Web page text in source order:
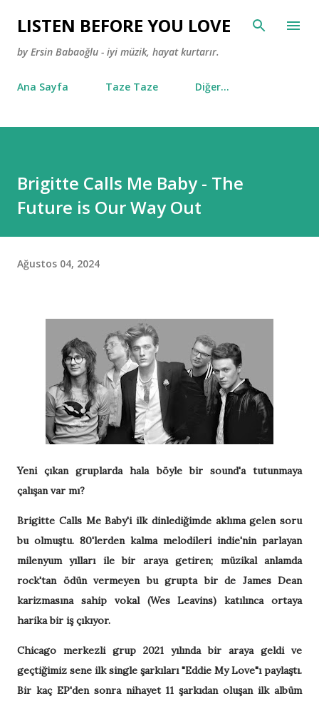
Ana içeriğe atla
LISTEN BEFORE YOU LOVE
by Ersin Babaoğlu - iyi müzik, hayat kurtarır.
Ana Sayfa Taze Taze Diğer…
Brigitte Calls Me Baby - The
Future is Our Way Out
Ağustos 04, 2024
Yeni çıkan gruplarda hala böyle bir sound'a tutunmaya
çalışan var mı?
Brigitte Calls Me Baby'i ilk dinlediğimde aklıma gelen soru
bu olmuştu. 80'lerden kalma melodileri indie'nin parlayan
milenyum yılları ile bir araya getiren; müzikal anlamda
rock'tan ödün vermeyen bu grupta bir de James Dean
karizmasına sahip vokal (Wes Leavins) katılınca ortaya
harika bir iş çıkıyor.
Chicago merkezli grup 2021 yılında bir araya geldi ve
geçtiğimiz sene ilk single şarkıları "Eddie My Love"ı paylaştı.
Bir kaç EP'den sonra nihayet 11 şarkıdan oluşan ilk albüm